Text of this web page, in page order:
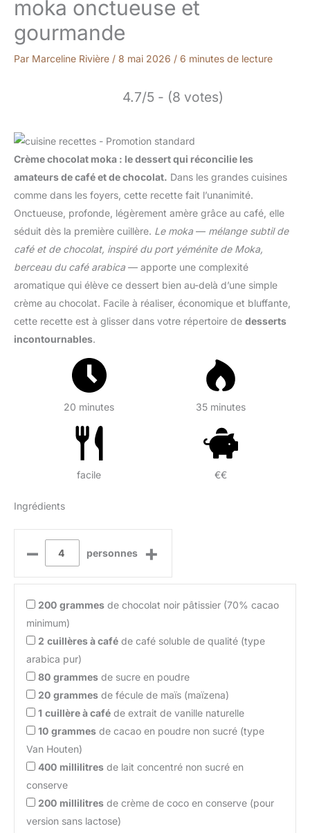
moka onctueuse et
gourmande
Par Marceline Rivière / 8 mai 2026 / 6 minutes de lecture
4.7/5 - (8 votes)
Crème chocolat moka : le dessert qui réconcilie les
amateurs de café et de chocolat. Dans les grandes cuisines
comme dans les foyers, cette recette fait l’unanimité.
Onctueuse, profonde, légèrement amère grâce au café, elle
séduit dès la première cuillère. Le moka — mélange subtil de
café et de chocolat, inspiré du port yéménite de Moka,
berceau du café arabica — apporte une complexité
aromatique qui élève ce dessert bien au-delà d’une simple
crème au chocolat. Facile à réaliser, économique et bluffante,
cette recette est à glisser dans votre répertoire de desserts
incontournables.
20 minutes 35 minutes
facile €€
Ingrédients
– personnes +
200 grammes de chocolat noir pâtissier (70% cacao
minimum)
2 cuillères à café de café soluble de qualité (type
arabica pur)
80 grammes de sucre en poudre
20 grammes de fécule de maïs (maïzena)
1 cuillère à café de extrait de vanille naturelle
10 grammes de cacao en poudre non sucré (type
Van Houten)
400 millilitres de lait concentré non sucré en
conserve
200 millilitres de crème de coco en conserve (pour
version sans lactose)